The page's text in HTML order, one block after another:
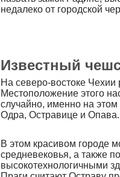
недалеко от городской
Известный
На северо-востоке
Местоположение этого
случайно, именно на
Одра, Остравице и Опава.
В этом красивом городе
средневековья, а также
высокотехнологичными